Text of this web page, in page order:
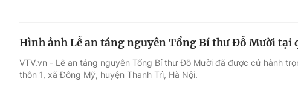
Điện ảnh
Âm nhạc
Sao
Du lịch
Làm đẹp
Chất lượng cuộc sống
Hình ảnh Lễ an táng nguyên Tổng Bí thư Đỗ Mười tại
VTV.vn - Lễ an táng nguyên Tổng Bí thư Đỗ Mười đã được cử hành
thôn 1, xã Đông Mỹ, huyện Thanh Trì, Hà Nội.